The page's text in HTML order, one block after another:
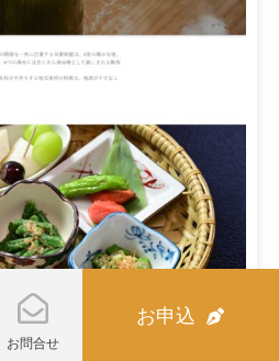
お問合せ
お申込